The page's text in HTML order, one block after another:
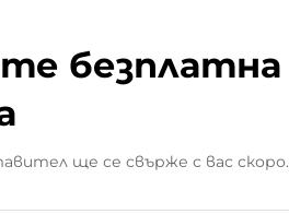
безплатна
ще се свърже с вас скоро.